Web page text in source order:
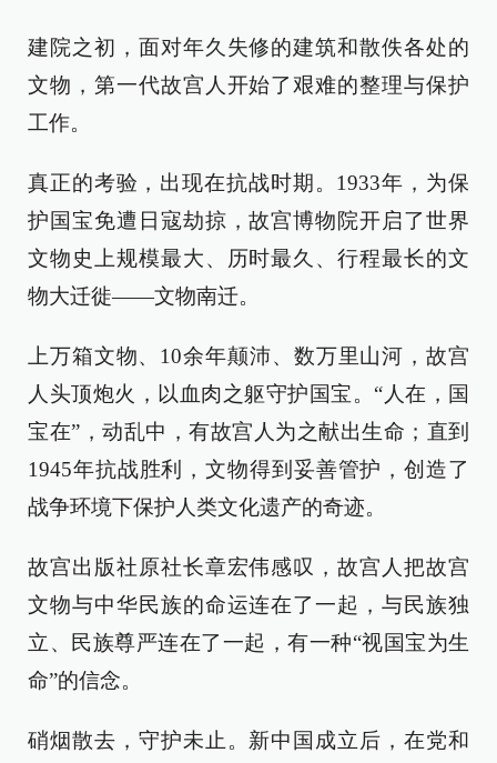
建院之初，面对年久失修的建筑和散佚各处的
文物，第一代故宫人开始了艰难的整理与保护
工作。
真正的考验，出现在抗战时期。1933年，为保
护国宝免遭日寇劫掠，故宫博物院开启了世界
文物史上规模最大、历时最久、行程最长的文
物大迁徙——文物南迁。
上万箱文物、10余年颠沛、数万里山河，故宫
人头顶炮火，以血肉之躯守护国宝。“人在，国
宝在”，动乱中，有故宫人为之献出生命；直到
1945年抗战胜利，文物得到妥善管护，创造了
战争环境下保护人类文化遗产的奇迹。
故宫出版社原社长章宏伟感叹，故宫人把故宫
文物与中华民族的命运连在了一起，与民族独
立、民族尊严连在了一起，有一种“视国宝为生
命”的信念。
硝烟散去，守护未止。新中国成立后，在党和